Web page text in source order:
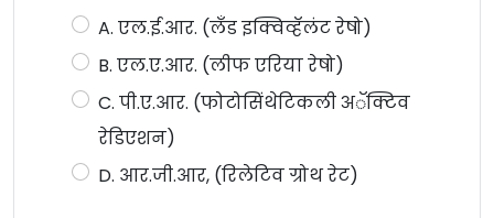
A. एल.ई.आर. (लँड इक्विव्हॅलंट रेषो)
B. एल.ए.आर. (लीफ एरिया रेषो)
C. पी.ए.आर. (फोटोसिंथेटिकली अॅक्टिव
रेडिएशन)
D. आर.जी.आर, (रिलेटिव ग्रोथ रेट)